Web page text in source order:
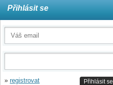
Přihlásit se
Přihlásit se
» registrovat